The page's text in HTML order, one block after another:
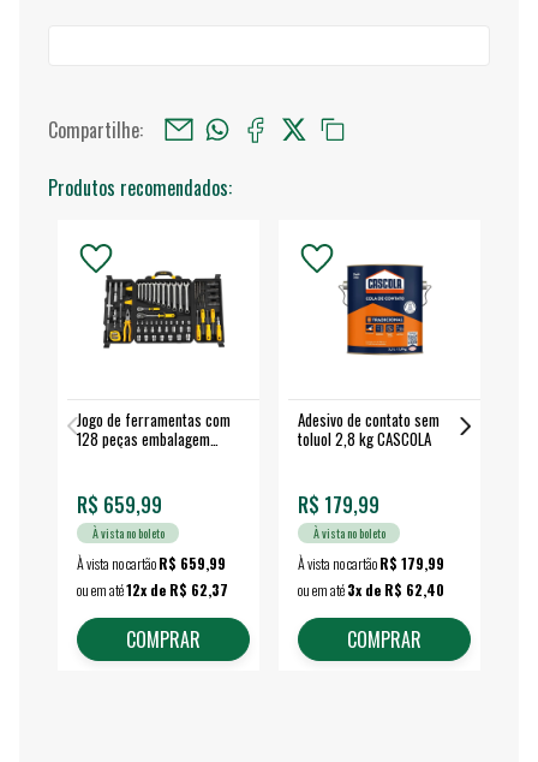
Compartilhe:
Produtos recomendados:
Jogo de ferramentas com
128 peças embalagem
R$ 659,99
À vista no boleto
À vista no cartãoR$ 659,99
ou em até12x de R$ 62,37
COMPRAR
Adesivo de contato sem
toluol 2,8 kg CASCOLA
R$ 179,99
À vista no boleto
À vista no cartãoR$ 179,99
ou em até3x de R$ 62,40
COMPRAR